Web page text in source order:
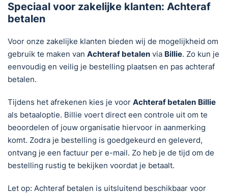
Speciaal voor zakelijke klanten: Achteraf
betalen
Voor onze zakelijke klanten bieden wij de mogelijkheid om
gebruik te maken van Achteraf betalen via Billie. Zo kun je
eenvoudig en veilig je bestelling plaatsen en pas achteraf
betalen.
Tijdens het afrekenen kies je voor Achteraf betalen Billie
als betaaloptie. Billie voert direct een controle uit om te
beoordelen of jouw organisatie hiervoor in aanmerking
komt. Zodra je bestelling is goedgekeurd en geleverd,
ontvang je een factuur per e-mail. Zo heb je de tijd om de
bestelling rustig te bekijken voordat je betaalt.
Let op: Achteraf betalen is uitsluitend beschikbaar voor